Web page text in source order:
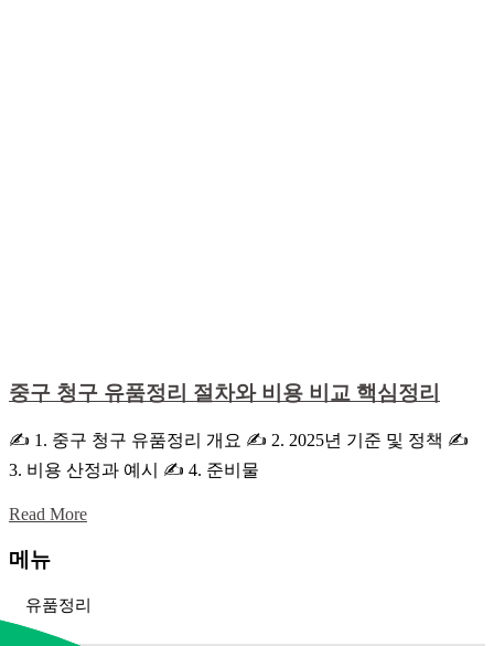
중구 청구 유품정리 절차와 비용 비교 핵심정리
✍ 1. 중구 청구 유품정리 개요 ✍ 2. 2025년 기준 및 정책 ✍
3. 비용 산정과 예시 ✍ 4. 준비물
Read More
메뉴
유품정리